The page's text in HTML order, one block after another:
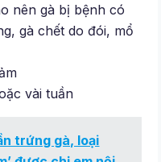
nên gà bị bệnh có
gà chết do đói, mổ
vài tuần
trứng gà, loại